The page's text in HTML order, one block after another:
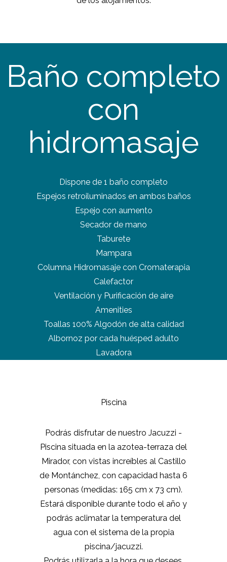
Baño completo
con
hidromasaje
Dispone de 1 baño completo
Espejos retroiluminados en ambos baños
Espejo con aumento
Secador de mano
Taburete
Mampara
Columna Hidromasaje con Cromaterapia
Calefactor
Ventilación y Purificación de aire
Amenities
Toallas 100% Algodón de alta calidad
Albornoz por cada huésped adulto
Lavadora
Piscina
Podrás disfrutar de nuestro Jacuzzi -
Piscina situada en la azotea-terraza del
Mirador, con vistas increíbles al Castillo
de Montánchez, con capacidad hasta 6
personas (medidas: 165 cm x 73 cm).
Estará disponible durante todo el año y
podrás aclimatar la temperatura del
agua con el sistema de la propia
piscina/jacuzzi.